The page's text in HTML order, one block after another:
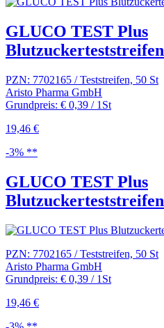
GLUCO TEST Plus
Blutzuckerteststreifen
PZN: 7702165 / Teststreifen, 50 St
Aristo Pharma GmbH
Grundpreis: € 0,39 / 1St
19,46 €
-3% **
GLUCO TEST Plus
Blutzuckerteststreifen
PZN: 7702165 / Teststreifen, 50 St
Aristo Pharma GmbH
Grundpreis: € 0,39 / 1St
19,46 €